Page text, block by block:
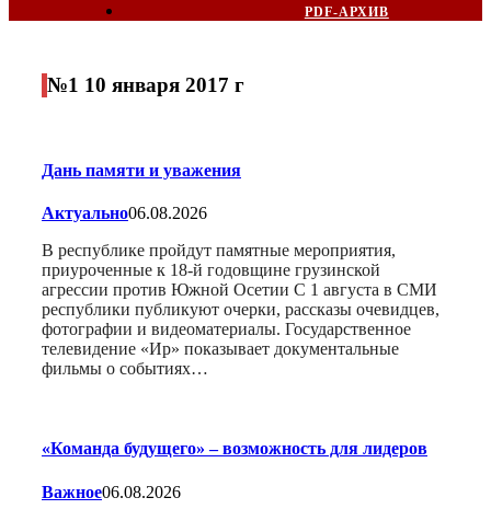
PDF-АРХИВ
№1 10 января 2017 г
Дань памяти и уважения
Актуально06.08.2026
В республике пройдут памятные мероприятия,
приуроченные к 18-й годовщине грузинской
агрессии против Южной Осетии С 1 августа в СМИ
республики публикуют очерки, рассказы очевидцев,
фотографии и видеоматериалы. Государственное
телевидение «Ир» показывает документальные
фильмы о событиях…
«Команда будущего» – возможность для лидеров
Важное06.08.2026